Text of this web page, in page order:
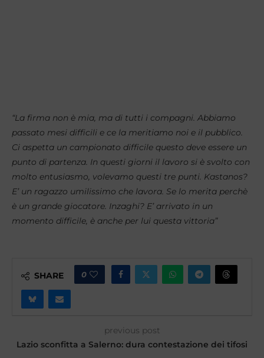
“La firma non è mia, ma di tutti i compagni. Abbiamo
passato mesi difficili e ce la meritiamo noi e il pubblico.
Ci aspetta un campionato difficile questo deve essere un
punto di partenza. In questi giorni il lavoro si è svolto con
molto entusiasmo, volevamo questi tre punti. Kastanos?
E’ un ragazzo umilissimo che lavora. Se lo merita perchè
è un grande giocatore. Inzaghi? E’ arrivato in un
momento difficile, è anche per lui questa vittoria”
SHARE 0
previous post
Lazio sconfitta a Salerno: dura contestazione dei tifosi